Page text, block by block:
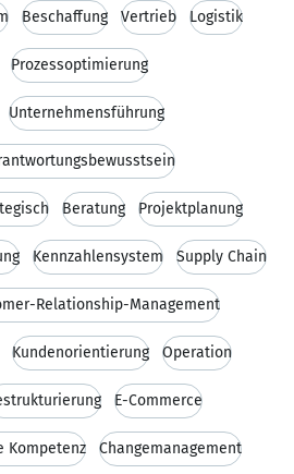
Beschaffung Vertrieb Logistik
Prozessoptimierung
Unternehmensführung
Beratung Projektplanung
Kennzahlensystem Supply Chain
Relationship-Management
Kundenorientierung Operation
E-Commerce
Kompetenz Changemanagement